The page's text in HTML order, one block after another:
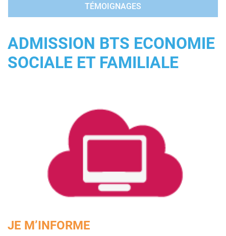
TÉMOIGNAGES
ADMISSION BTS ECONOMIE
SOCIALE ET FAMILIALE
JE M’INFORME